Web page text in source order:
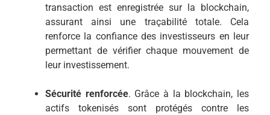
transaction est enregistrée sur la blockchain,
assurant ainsi une traçabilité totale. Cela
renforce la confiance des investisseurs en leur
permettant de vérifier chaque mouvement de
leur investissement.
Sécurité renforcée. Grâce à la blockchain, les
actifs tokenisés sont protégés contre les